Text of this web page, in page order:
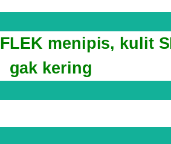
FLEK menipis, kulit
gak kering